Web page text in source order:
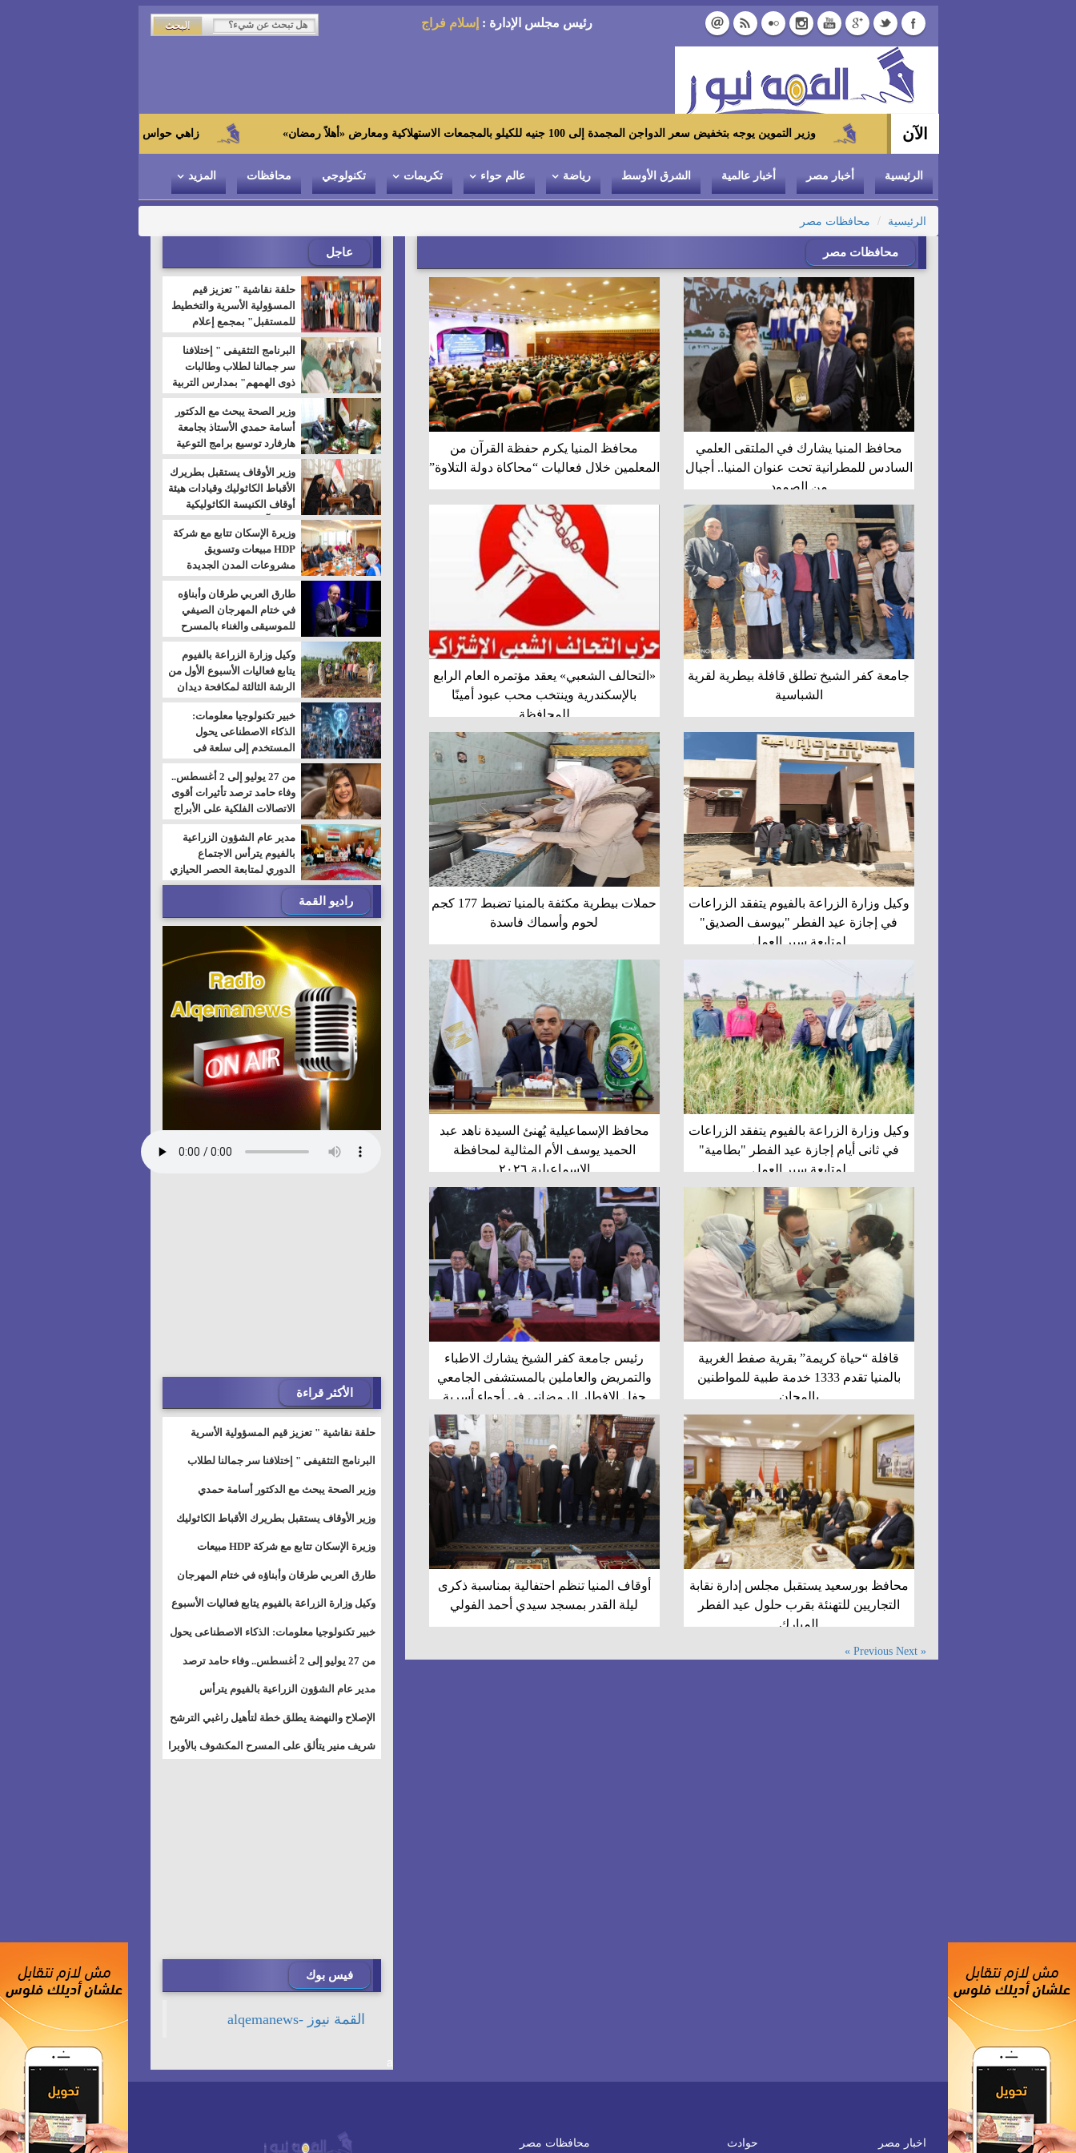
رئيس مجلس الإدارة : إسلام فراج
الآن زاهي حواس من الجامعة اليابانية : "توت عنخ آمون" هو وزير التموين يوجه بتخفيض سعر الدواجن المجمدة إلى 100 جنيه للكيلو بالمجمعات الاستهلاكية ومعارض «أهلاً رمضان»
الرئيسية أخبار مصر أخبار عالمية الشرق الأوسط رياضة عالم حواء تكريمات تكنولوجي محافظات المزيد
الرئيسية محافظات مصر
محافظات مصر
محافظ المنيا يشارك في الملتقى العلمي
السادس للمطرانية تحت عنوان المنيا.. أجيال
من الصمود
محافظ المنيا يكرم حفظة القرآن من
المعلمين خلال فعاليات “محاكاة دولة التلاوة”
جامعة كفر الشيخ تطلق قافلة بيطرية لقرية
الشباسية
«التحالف الشعبي» يعقد مؤتمره العام الرابع
بالإسكندرية وينتخب محب عبود أمينًا
للمحافظة
وكيل وزارة الزراعة بالفيوم يتفقد الزراعات
في إجازة عيد الفطر "بيوسف الصديق"
لمتابعة سير العمل
حملات بيطرية مكثفة بالمنيا تضبط 177 كجم
لحوم وأسماك فاسدة
وكيل وزارة الزراعة بالفيوم يتفقد الزراعات
في ثانى أيام إجازة عيد الفطر "بطامية"
لمتابعة سير العمل
محافظ الإسماعيلية يُهنئ السيدة ناهد عبد
الحميد يوسف الأم المثالية لمحافظة
الإسماعيلية ٢٠٢٦
قافلة “حياة كريمة” بقرية صفط الغربية
بالمنيا تقدم 1333 خدمة طبية للمواطنين
بالمجان
رئيس جامعة كفر الشيخ يشارك الاطباء
والتمريض والعاملين بالمستشفى الجامعي
حفل الإفطار الرمضاني في أجواء أسرية
مميزة
محافظ بورسعيد يستقبل مجلس إدارة نقابة
التجاريين للتهنئة بقرب حلول عيد الفطر
المبارك
أوقاف المنيا تنظم احتفالية بمناسبة ذكرى
ليلة القدر بمسجد سيدي أحمد الفولي
« Previous
Next »
عاجل
حلقة نقاشية " تعزيز قيم
المسؤولية الأسرية والتخطيط
للمستقبل" بمجمع إعلام
السويس
البرنامج التثقيفى " إختلافنا
سر جمالنا لطلاب وطالبات
ذوى الهمهم" بمدارس التربية
الخاصة بالسويس
وزير الصحة يبحث مع الدكتور
أسامة حمدي الأستاذ بجامعة
هارفارد توسيع برامج التوعية
بمرض السكري
وزير الأوقاف يستقبل بطريرك
الأقباط الكاثوليك وقيادات هيئة
أوقاف الكنيسة الكاثوليكية
لبحث آفاق التعاون المشترك
وزيرة الإسكان تتابع مع شركة
HDP مبيعات وتسويق
مشروعات المدن الجديدة
طارق العربي طرقان وأبناؤه
في ختام المهرجان الصيفي
للموسيقى والغناء بالمسرح
المكشوف
وكيل وزارة الزراعة بالفيوم
يتابع فعاليات الأسبوع الأول من
الرشة الثالثة لمكافحة ديدان
اللوز للقطن
خبير تكنولوجيا معلومات:
الذكاء الاصطناعى يحول
المستخدم إلى سلعة فى
اقتصاد الانتباه
من 27 يوليو إلى 2 أغسطس..
وفاء حامد ترصد تأثيرات أقوى
الاتصالات الفلكية على الأبراج
مدير عام الشؤون الزراعية
بالفيوم يترأس الاجتماع
الدوري لمتابعة الحصر الحيازي
الجديدة
راديو القمة
الأكثر قراءة
حلقة نقاشية " تعزيز قيم المسؤولية الأسرية
البرنامج التثقيفى " إختلافنا سر جمالنا لطلاب
وطالبات ذوى الهمهم" بمدارس التربية الخاصة
وزير الصحة يبحث مع الدكتور أسامة حمدي
الأستاذ بجامعة هارفارد توسيع برامج التوعية
وزير الأوقاف يستقبل بطريرك الأقباط الكاثوليك
وزيرة الإسكان تتابع مع شركة HDP مبيعات
وتسويق مشروعات المدن الجديدة
طارق العربي طرقان وأبناؤه في ختام المهرجان
الصيفي للموسيقى والغناء بالمسرح المكشوف
وكيل وزارة الزراعة بالفيوم يتابع فعاليات الأسبوع
خبير تكنولوجيا معلومات: الذكاء الاصطناعى يحول
المستخدم إلى سلعة فى اقتصاد الانتباه
من 27 يوليو إلى 2 أغسطس.. وفاء حامد ترصد
تأثيرات أقوى الاتصالات الفلكية على الأبراج
مدير عام الشؤون الزراعية بالفيوم يترأس
الاجتماع الدوري لمتابعة الحصر الحيازي الجديدة
الإصلاح والنهضة يطلق خطة لتأهيل راغبي الترشح
للمجالس الشعبية المحلية ويستعرض خطط
أماناته بالمحافظات
شريف منير يتألق على المسرح المكشوف بالأوبرا
فيس بوك
a
اخبار مصر حوادث محافظات مصر